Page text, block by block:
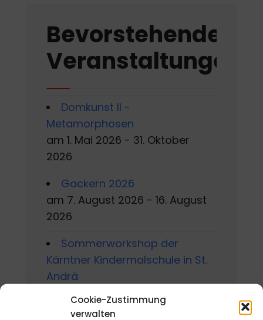
Cookie-Zustimmung
verwalten
Bevorstehende
Veranstaltungen
Domkunst II -
Metamorphosen
am 1. Mai 2026 - 31. Oktober
2026
Gackern 2026
am 7. August 2026 - 16. August
2026
Sommerworkshop der
Kärntner Kindermalschule in St.
Andrä
am 10. August 2026 - 15. August
2026